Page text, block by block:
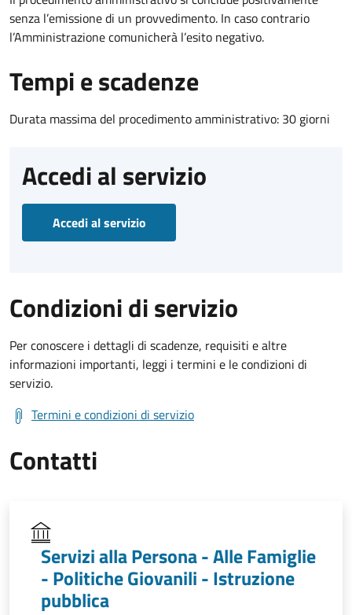
senza l’emissione di un provvedimento. In caso contrario
l’Amministrazione comunicherà l’esito negativo.
Tempi e scadenze
Durata massima del procedimento amministrativo: 30 giorni
Accedi al servizio
Accedi al servizio
Condizioni di servizio
Per conoscere i dettagli di scadenze, requisiti e altre
informazioni importanti, leggi i termini e le condizioni di
servizio.
Termini e condizioni di servizio
Contatti
Servizi alla Persona - Alle Famiglie
- Politiche Giovanili - Istruzione
pubblica